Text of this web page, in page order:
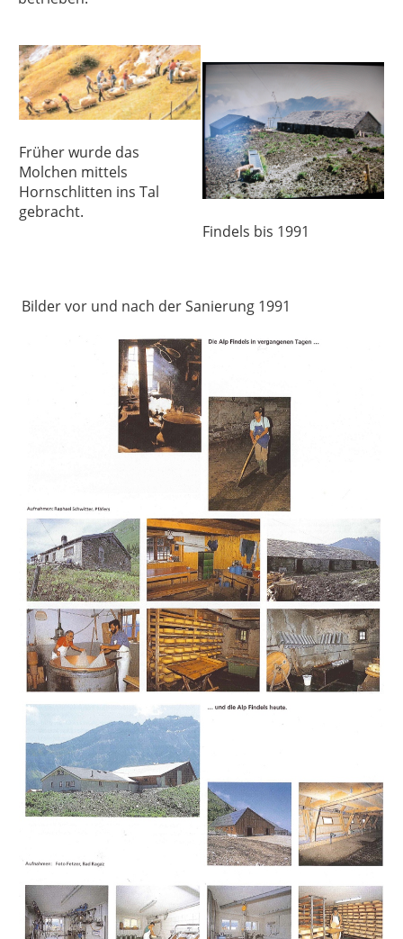
Früher wurde das
Molchen mittels
Hornschlitten ins Tal
gebracht.
Findels bis 1991
Bilder vor und nach der Sanierung 1991